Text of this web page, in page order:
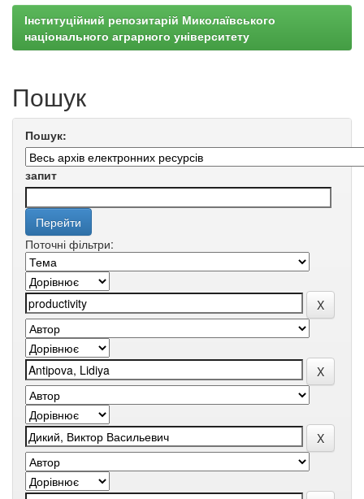
Інституційний репозитарій Миколаївського
національного аграрного університету
Пошук
Пошук:
запит
Поточні фільтри: